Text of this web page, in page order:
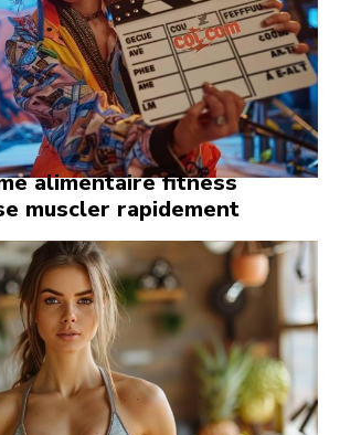
alimentaire fitness
muscler rapidement